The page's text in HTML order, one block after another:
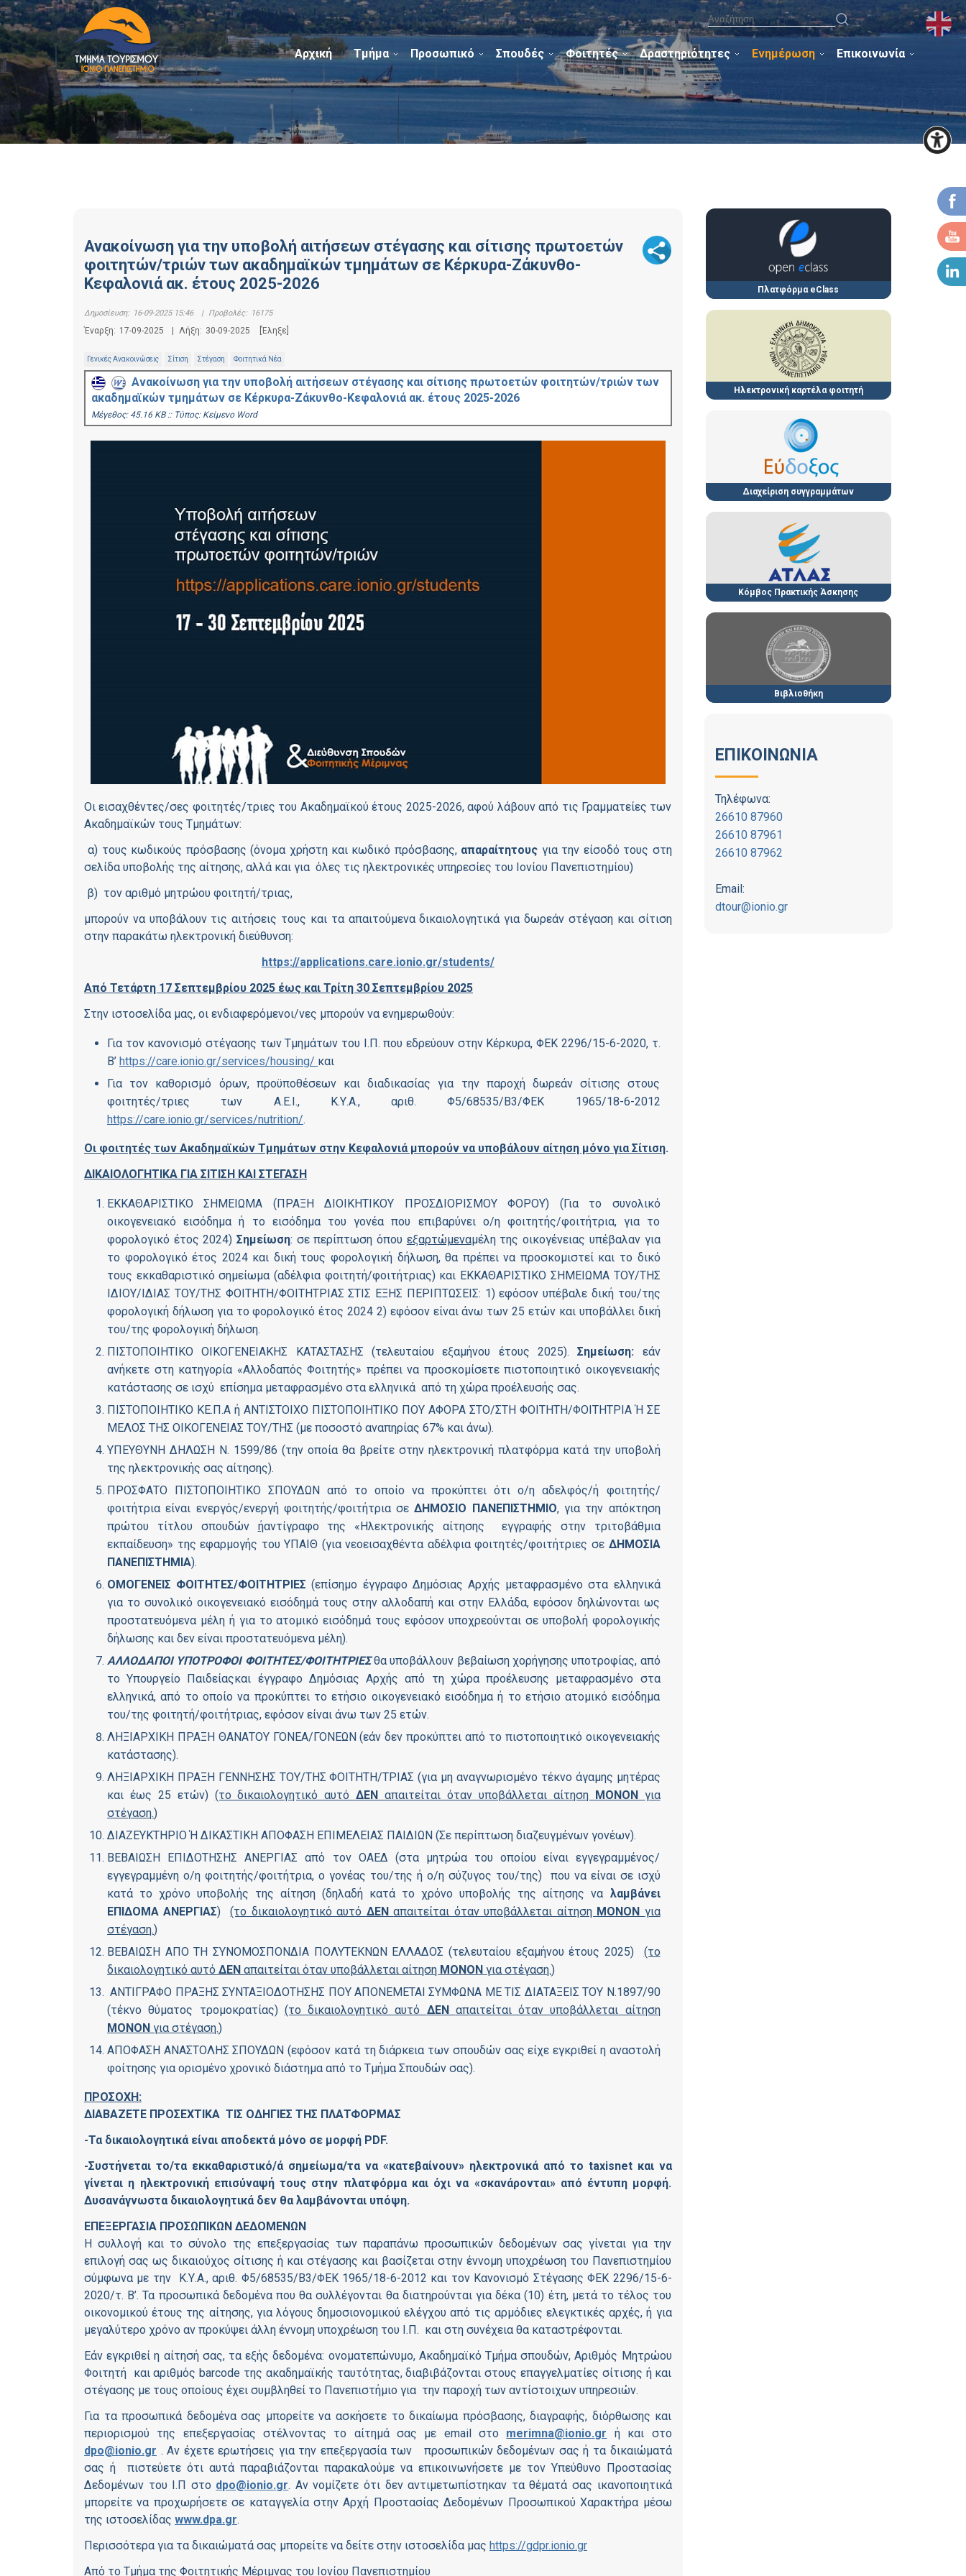
Αρχική Τμήμα Προσωπικό Σπουδές Φοιτητές Δραστηριότητες Ενημέρωση Επικοινωνία
Ανακοίνωση για την υποβολή αιτήσεων στέγασης και σίτισης πρωτοετών
φοιτητών/τριών των ακαδημαϊκών τμημάτων σε Κέρκυρα-Ζάκυνθο-
Κεφαλονιά ακ. έτους 2025-2026
Δημοσίευση: 16-09-2025 15:46 | Προβολές: 16175
Έναρξη: 17-09-2025 Λήξη: 30-09-2025 [Έληξε]
Γενικές Ανακοινώσεις Σίτιση Στέγαση Φοιτητικά Νέα
Ανακοίνωση για την υποβολή αιτήσεων στέγασης και σίτισης πρωτοετών φοιτητών/τριών των
ακαδημαϊκών τμημάτων σε Κέρκυρα-Ζάκυνθο-Κεφαλονιά ακ. έτους 2025-2026
Mέγεθος: 45.16 KB :: Τύπος: Kείμενο Word
Οι εισαχθέντες/σες φοιτητές/τριες του Ακαδημαϊκού έτους 2025-2026, αφού λάβουν από τις Γραμματείες των
Ακαδημαϊκών τους Τμημάτων:
α) τους κωδικούς πρόσβασης (όνομα χρήστη και κωδικό πρόσβασης, απαραίτητους για την είσοδό τους στη
σελίδα υποβολής της αίτησης, αλλά και για όλες τις ηλεκτρονικές υπηρεσίες του Ιονίου Πανεπιστημίου)
β) τον αριθμό μητρώου φοιτητή/τριας,
μπορούν να υποβάλουν τις αιτήσεις τους και τα απαιτούμενα δικαιολογητικά για δωρεάν στέγαση και σίτιση
στην παρακάτω ηλεκτρονική διεύθυνση:
https://applications.care.ionio.gr/students/
Από Τετάρτη 17 Σεπτεμβρίου 2025 έως και Τρίτη 30 Σεπτεμβρίου 2025
Στην ιστοσελίδα μας, οι ενδιαφερόμενοι/νες μπορούν να ενημερωθούν:
Για τον κανονισμό στέγασης των Τμημάτων του Ι.Π. που εδρεύουν στην Κέρκυρα, ΦΕΚ 2296/15-6-2020, τ.
Β’ https://care.ionio.gr/services/housing/ και
Για τον καθορισμό όρων, προϋποθέσεων και διαδικασίας για την παροχή δωρεάν σίτισης στους
φοιτητές/τριες των Α.Ε.Ι., Κ.Υ.Α., αριθ. Φ5/68535/Β3/ΦΕΚ 1965/18-6-2012
https://care.ionio.gr/services/nutrition/.
Οι φοιτητές των Ακαδημαϊκών Τμημάτων στην Κεφαλονιά μπορούν να υποβάλουν αίτηση μόνο για Σίτιση.
ΔΙΚΑΙΟΛΟΓΗΤΙΚΑ ΓΙΑ ΣΙΤΙΣΗ ΚΑΙ ΣΤΕΓΑΣΗ
ΕΚΚΑΘΑΡΙΣΤΙΚΟ ΣΗΜΕΙΩΜΑ (ΠΡΑΞΗ ΔΙΟΙΚΗΤΙΚΟΥ ΠΡΟΣΔΙΟΡΙΣΜΟΥ ΦΟΡΟΥ) (Για το συνολικό
οικογενειακό εισόδημα ή το εισόδημα του γονέα που επιβαρύνει ο/η φοιτητής/φοιτήτρια, για το
φορολογικό έτος 2024)Σημείωση: σε περίπτωση όπου εξαρτώμεναμέλη της οικογένειας υπέβαλαν για
το φορολογικό έτος 2024 και δική τους φορολογική δήλωση, θα πρέπει να προσκομιστεί και το δικό
τους εκκαθαριστικό σημείωμα (αδέλφια φοιτητή/φοιτήτριας) και ΕΚΚΑΘΑΡΙΣΤΙΚΟ ΣΗΜΕΙΩΜΑ ΤΟΥ/ΤΗΣ
ΙΔΙΟΥ/ΙΔΙΑΣ ΤΟΥ/ΤΗΣ ΦΟΙΤΗΤΗ/ΦΟΙΤΗΤΡΙΑΣ ΣΤΙΣ ΕΞΗΣ ΠΕΡΙΠΤΩΣΕΙΣ: 1) εφόσον υπέβαλε δική του/της
φορολογική δήλωση για το φορολογικό έτος 2024 2) εφόσον είναι άνω των 25 ετών και υποβάλλει δική
του/της φορολογική δήλωση.
ΠΙΣΤΟΠΟΙΗΤΙΚΟ ΟΙΚΟΓΕΝΕΙΑΚΗΣ ΚΑΤΑΣΤΑΣΗΣ (τελευταίου εξαμήνου έτους 2025).Σημείωση: εάν
ανήκετε στη κατηγορία «Αλλοδαπός Φοιτητής» πρέπει να προσκομίσετε πιστοποιητικό οικογενειακής
κατάστασης σε ισχύ επίσημα μεταφρασμένο στα ελληνικά από τη χώρα προέλευσής σας.
ΠΙΣΤΟΠΟΙΗΤΙΚΟ ΚΕ.Π.Α ή ΑΝΤΙΣΤΟΙΧΟ ΠΙΣΤΟΠΟΙΗΤΙΚΟ ΠΟΥ ΑΦΟΡΑ ΣΤΟ/ΣΤΗ ΦΟΙΤΗΤΗ/ΦΟΙΤΗΤΡΙΑ Ή ΣΕ
ΜΕΛΟΣ ΤΗΣ ΟΙΚΟΓΕΝΕΙΑΣ ΤΟΥ/ΤΗΣ (με ποσοστό αναπηρίας 67% και άνω).
ΥΠΕΥΘΥΝΗ ΔΗΛΩΣΗ Ν. 1599/86 (την οποία θα βρείτε στην ηλεκτρονική πλατφόρμα κατά την υποβολή
της ηλεκτρονικής σας αίτησης).
ΠΡΟΣΦΑΤΟ ΠΙΣΤΟΠΟΙΗΤΙΚΟ ΣΠΟΥΔΩΝ από το οποίο να προκύπτει ότι ο/η αδελφός/ή φοιτητής/
φοιτήτρια είναι ενεργός/ενεργή φοιτητής/φοιτήτρια σεΔΗΜΟΣΙΟ ΠΑΝΕΠΙΣΤΗΜΙΟ, για την απόκτηση
πρώτου τίτλου σπουδών ήαντίγραφο της «Ηλεκτρονικής αίτησης εγγραφής στην τριτοβάθμια
εκπαίδευση» της εφαρμογής του ΥΠΑΙΘ (για νεοεισαχθέντα αδέλφια φοιτητές/φοιτήτριες σε ΔΗΜΟΣΙΑ
ΠΑΝΕΠΙΣΤΗΜΙΑ).
ΟΜΟΓΕΝΕΙΣ ΦΟΙΤΗΤΕΣ/ΦΟΙΤΗΤΡΙΕΣ(επίσημο έγγραφο Δημόσιας Αρχής μεταφρασμένο στα ελληνικά
για το συνολικό οικογενειακό εισόδημά τους στην αλλοδαπή και στην Ελλάδα, εφόσον δηλώνονται ως
προστατευόμενα μέλη ή για το ατομικό εισόδημά τους εφόσον υποχρεούνται σε υποβολή φορολογικής
δήλωσης και δεν είναι προστατευόμενα μέλη).
ΑΛΛΟΔΑΠΟΙ ΥΠΟΤΡΟΦΟΙ ΦΟΙΤΗΤΕΣ/ΦΟΙΤΗΤΡΙΕΣθα υποβάλλουν βεβαίωση χορήγησης υποτροφίας, από
το Υπουργείο Παιδείαςκαι έγγραφο Δημόσιας Αρχής από τη χώρα προέλευσης μεταφρασμένο στα
ελληνικά, από το οποίο να προκύπτει το ετήσιο οικογενειακό εισόδημα ή το ετήσιο ατομικό εισόδημα
του/της φοιτητή/φοιτήτριας, εφόσον είναι άνω των 25 ετών.
ΛΗΞΙΑΡΧΙΚΗ ΠΡΑΞΗ ΘΑΝΑΤΟΥ ΓΟΝΕΑ/ΓΟΝΕΩΝ (εάν δεν προκύπτει από το πιστοποιητικό οικογενειακής
κατάστασης).
ΛΗΞΙΑΡΧΙΚΗ ΠΡΑΞΗ ΓΕΝΝΗΣΗΣ ΤΟΥ/ΤΗΣ ΦΟΙΤΗΤΗ/ΤΡΙΑΣ (για μη αναγνωρισμένο τέκνο άγαμης μητέρας
και έως 25 ετών) (το δικαιολογητικό αυτόΔΕΝαπαιτείται όταν υποβάλλεται αίτηση ΜΟΝΟΝ για
στέγαση.)
ΔΙΑΖΕΥΚΤΗΡΙΟ Ή ΔΙΚΑΣΤΙΚΗ ΑΠΟΦΑΣΗ ΕΠΙΜΕΛΕΙΑΣ ΠΑΙΔΙΩΝ (Σε περίπτωση διαζευγμένων γονέων).
ΒΕΒΑΙΩΣΗ ΕΠΙΔΟΤΗΣΗΣ ΑΝΕΡΓΙΑΣ από τον ΟΑΕΔ (στα μητρώα του οποίου είναι εγγεγραμμένος/
εγγεγραμμένη ο/η φοιτητής/φοιτήτρια, ο γονέας του/της ή ο/η σύζυγος του/της) που να είναι σε ισχύ
κατά το χρόνο υποβολής της αίτηση (δηλαδή κατά το χρόνο υποβολής της αίτησης να λαμβάνει
ΕΠΙΔΟΜΑ ΑΝΕΡΓΙΑΣ)(το δικαιολογητικό αυτό ΔΕΝαπαιτείται όταν υποβάλλεται αίτηση ΜΟΝΟΝ για
στέγαση.)
ΒΕΒΑΙΩΣΗ ΑΠΟ ΤΗ ΣΥΝΟΜΟΣΠΟΝΔΙΑ ΠΟΛΥΤΕΚΝΩΝ ΕΛΛΑΔΟΣ (τελευταίου εξαμήνου έτους 2025) (το
δικαιολογητικό αυτό ΔΕΝ απαιτείται όταν υποβάλλεται αίτηση ΜΟΝΟΝ για στέγαση.)
ΑΝΤΙΓΡΑΦΟ ΠΡΑΞΗΣ ΣΥΝΤΑΞΙΟΔΟΤΗΣΗΣ ΠΟΥ ΑΠΟΝΕΜΕΤΑΙ ΣΥΜΦΩΝΑ ΜΕ ΤΙΣ ΔΙΑΤΑΞΕΙΣ ΤΟΥ Ν.1897/90
(τέκνο θύματος τρομοκρατίας) (το δικαιολογητικό αυτό ΔΕΝ απαιτείται όταν υποβάλλεται αίτηση
ΜΟΝΟΝ για στέγαση.)
ΑΠΟΦΑΣΗ ΑΝΑΣΤΟΛΗΣ ΣΠΟΥΔΩΝ (εφόσον κατά τη διάρκεια των σπουδών σας είχε εγκριθεί η αναστολή
φοίτησης για ορισμένο χρονικό διάστημα από το Τμήμα Σπουδών σας).
ΠΡΟΣΟΧΗ:
ΔΙΑΒΑΖΕΤΕ ΠΡΟΣΕΧΤΙΚΑ ΤΙΣ ΟΔΗΓΙΕΣ ΤΗΣ ΠΛΑΤΦΟΡΜΑΣ
-Τα δικαιολογητικά είναι αποδεκτά μόνο σε μορφή PDF.
-Συστήνεται το/τα εκκαθαριστικό/ά σημείωμα/τα να «κατεβαίνουν» ηλεκτρονικά από το taxisnetκαι να
γίνεται η ηλεκτρονική επισύναψή τους στην πλατφόρμα και όχι να «σκανάρονται» από έντυπη μορφή.
Δυσανάγνωστα δικαιολογητικά δεν θα λαμβάνονται υπόψη.
ΕΠΕΞΕΡΓΑΣΙΑ ΠΡΟΣΩΠΙΚΩΝ ΔΕΔΟΜΕΝΩΝ
Η συλλογή και το σύνολο της επεξεργασίας των παραπάνω προσωπικών δεδομένων σας γίνεται για την
επιλογή σας ως δικαιούχος σίτισης ή και στέγασης και βασίζεται στην έννομη υποχρέωση του Πανεπιστημίου
σύμφωνα με την Κ.Υ.Α., αριθ. Φ5/68535/Β3/ΦΕΚ 1965/18-6-2012 και τον Κανονισμό Στέγασης ΦΕΚ 2296/15-6-
2020/τ. Β’. Τα προσωπικά δεδομένα που θα συλλέγονται θα διατηρούνται για δέκα (10) έτη, μετά το τέλος του
οικονομικού έτους της αίτησης, για λόγους δημοσιονομικού ελέγχου από τις αρμόδιες ελεγκτικές αρχές, ή για
μεγαλύτερο χρόνο αν προκύψει άλλη έννομη υποχρέωση του Ι.Π. και στη συνέχεια θα καταστρέφονται.
Εάν εγκριθεί η αίτησή σας, τα εξής δεδομένα: ονοματεπώνυμο, Ακαδημαϊκό Τμήμα σπουδών, Αριθμός Μητρώου
Φοιτητή και αριθμός barcode της ακαδημαϊκής ταυτότητας, διαβιβάζονται στους επαγγελματίες σίτισης ή και
στέγασης με τους οποίους έχει συμβληθεί το Πανεπιστήμιο για την παροχή των αντίστοιχων υπηρεσιών.
Για τα προσωπικά δεδομένα σας μπορείτε να ασκήσετε το δικαίωμα πρόσβασης, διαγραφής, διόρθωσης και
περιορισμού της επεξεργασίας στέλνοντας το αίτημά σας με email στο merimna@ionio.gr ή και στο
dpo@ionio.gr . Αν έχετε ερωτήσεις για την επεξεργασία των προσωπικών δεδομένων σας ή τα δικαιώματά
σας ή πιστεύετε ότι αυτά παραβιάζονται παρακαλούμε να επικοινωνήσετε με τον Υπεύθυνο Προστασίας
Δεδομένων του Ι.Π στο dpo@ionio.gr. Αν νομίζετε ότι δεν αντιμετωπίστηκαν τα θέματά σας ικανοποιητικά
μπορείτε να προχωρήσετε σε καταγγελία στην Αρχή Προστασίας Δεδομένων Προσωπικού Χαρακτήρα μέσω
της ιστοσελίδας www.dpa.gr.
Περισσότερα για τα δικαιώματά σας μπορείτε να δείτε στην ιστοσελίδα μας https://gdpr.ionio.gr
Από το Τμήμα της Φοιτητικής Μέριμνας του Ιονίου Πανεπιστημίου
Πλατφόρμα eClass
Ηλεκτρονική καρτέλα φοιτητή
Διαχείριση συγγραμμάτων
Κόμβος Πρακτικής Άσκησης
Βιβλιοθήκη
ΕΠΙΚΟΙΝΩΝΙΑ
Τηλέφωνα:
26610 87960
26610 87961
26610 87962
Email:
dtour@ionio.gr